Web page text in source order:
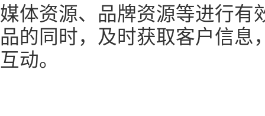
媒体资源、品牌资源等进行有
品的同时，及时获取客户信息
互动。